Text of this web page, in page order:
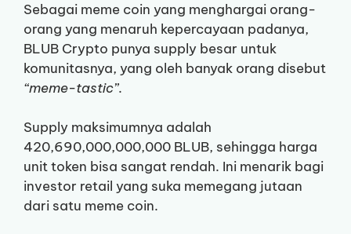
Sebagai meme coin yang menghargai orang-
orang yang menaruh kepercayaan padanya,
BLUB Crypto punya supply besar untuk
komunitasnya, yang oleh banyak orang disebut
“meme-tastic”.
Supply maksimumnya adalah
420,690,000,000,000 BLUB, sehingga harga
unit token bisa sangat rendah. Ini menarik bagi
investor retail yang suka memegang jutaan
dari satu meme coin.